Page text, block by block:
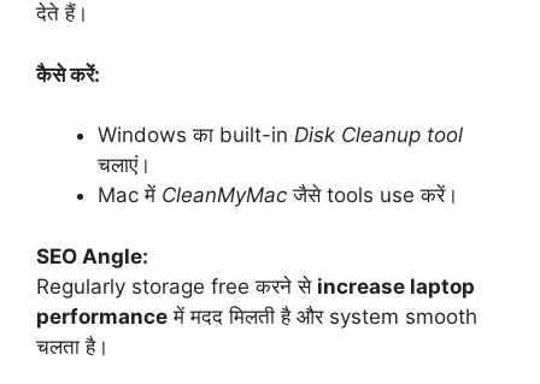
देते हैं।
कैसे करें:
Windows का built-in Disk Cleanup tool
चलाएं।
Mac में CleanMyMac जैसे tools use करें।
SEO Angle:
Regularly storage free करने से increase laptop
performance में मदद मिलती है और system smooth
चलता है।